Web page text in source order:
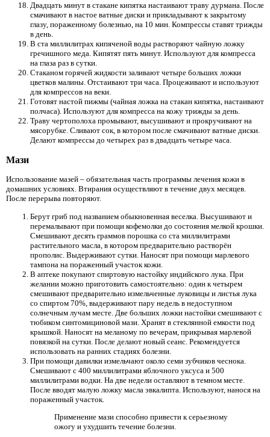
Двадцать минут в стакане кипятка настаивают траву дурмана. После
смачивают в настое ватные диски и прикладывают к закрытому
глазу, пораженному болезнью, на 10 мин. Компрессы ставят трижды
в день.
В ста миллилитрах кипяченой воды растворяют чайную ложку
гречишного меда. Кипятят пять минут. Используют для компресса
на глаза раз в сутки.
Стаканом горячей жидкости заливают четыре больших ложки
цветков малины. Отстаивают три часа. Процеживают и используют
для компрессов на веки.
Готовят настой пижмы (чайная ложка на стакан кипятка, настаивают
полчаса). Используют для компресса на кожу трижды за день.
Траву чертополоха промывают, высушивают и прокручивают на
мясорубке. Сливают сок, в котором после смачивают ватные диски.
Делают компрессы до четырех раз в двадцать четыре часа.
Мази
Использование мазей – обязательная часть программы лечения кожи в
домашних условиях. Втирания осуществляют в течение двух месяцев.
После перерыва повторяют.
Берут гриб под названием обыкновенная веселка. Высушивают и
перемалывают при помощи кофемолки до состояния мелкой крошки.
Смешивают десять граммов порошка со ста миллилитрами
растительного масла, в котором предварительно растворён
прополис. Выдерживают сутки. Наносят при помощи марлевого
тампона на пораженный участок кожи.
В аптеке покупают спиртовую настойку индийского лука. При
желании можно приготовить самостоятельно: один к четырем
смешивают предварительно измельченные луковицы и листья лука
со спиртом 70%, выдерживают пару недель в недоступном
солнечным лучам месте. Две больших ложки настойки смешивают с
тюбиком синтомициновой мази. Хранят в стеклянной емкости под
крышкой. Наносят на меланому по вечерам, прикрывая марлевой
повязкой на сутки. После делают новый сеанс. Рекомендуется
использовать на ранних стадиях болезни.
При помощи давилки измельчают около семи зубчиков чеснока.
Смешивают с 400 миллилитрами яблочного уксуса и 500
миллилитрами водки. На две недели оставляют в темном месте.
После вводят малую ложку масла эвкалипта. Используют, нанося на
пораженный участок.
Применение мази способно привести к серьезному
ожогу и ухудшить течение болезни.